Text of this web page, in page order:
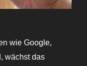
wie Google,
wächst das